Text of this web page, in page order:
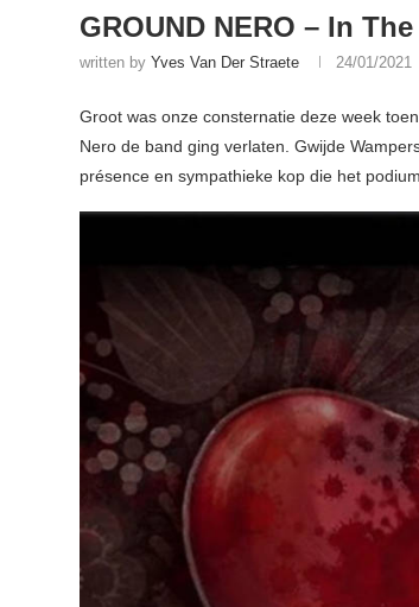
GROUND NERO – In
written by Yves Van Der Straete 24/01/2021
Groot was onze consternatie deze week
Nero de band ging verlaten. Gwijde
présence en sympathieke kop die het